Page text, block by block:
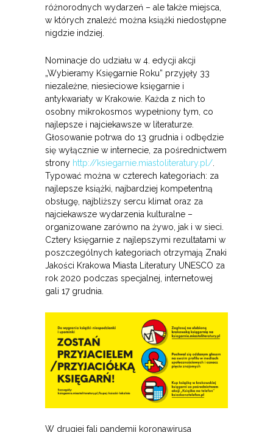
różnorodnych wydarzeń – ale także miejsca,
w których znaleźć można książki niedostępne
nigdzie indziej.
Nominacje do udziału w 4. edycji akcji
„Wybieramy Księgarnie Roku” przyjęły 33
niezależne, niesieciowe księgarnie i
antykwariaty w Krakowie. Każda z nich to
osobny mikrokosmos wypełniony tym, co
najlepsze i najciekawsze w literaturze.
Głosowanie potrwa do 13 grudnia i odbędzie
się wyłącznie w internecie, za pośrednictwem
strony http://ksiegarnie.miastoliteratury.pl/
Typować można w czterech kategoriach: za
najlepsze książki, najbardziej kompetentną
obsługę, najbliższy sercu klimat oraz za
najciekawsze wydarzenia kulturalne –
organizowane zarówno na żywo, jak i w sieci.
Cztery księgarnie z najlepszymi rezultatami w
poszczególnych kategoriach otrzymają Znaki
Jakości Krakowa Miasta Literatury UNESCO za
rok 2020 podczas specjalnej, internetowej
gali 17 grudnia.
W drugiej fali pandemii koronawirusa